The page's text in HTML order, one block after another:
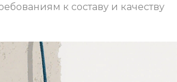
к составу и качеству